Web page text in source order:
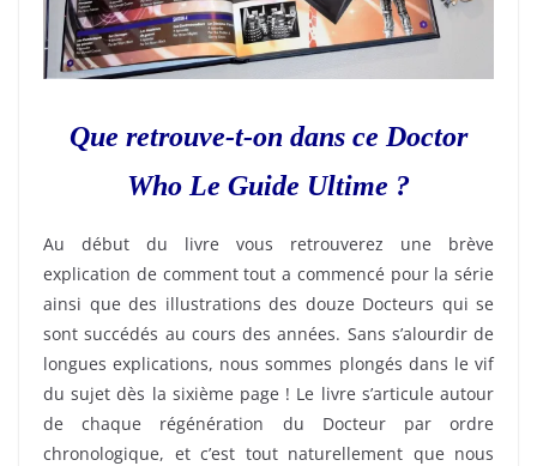
Que retrouve-t-on dans ce Doctor
Who Le Guide Ultime ?
Au début du livre vous retrouverez une brève
explication de comment tout a commencé pour la série
ainsi que des illustrations des douze Docteurs qui se
sont succédés au cours des années. Sans s’alourdir de
longues explications, nous sommes plongés dans le vif
du sujet dès la sixième page ! Le livre s’articule autour
de chaque régénération du Docteur par ordre
chronologique, et c’est tout naturellement que nous